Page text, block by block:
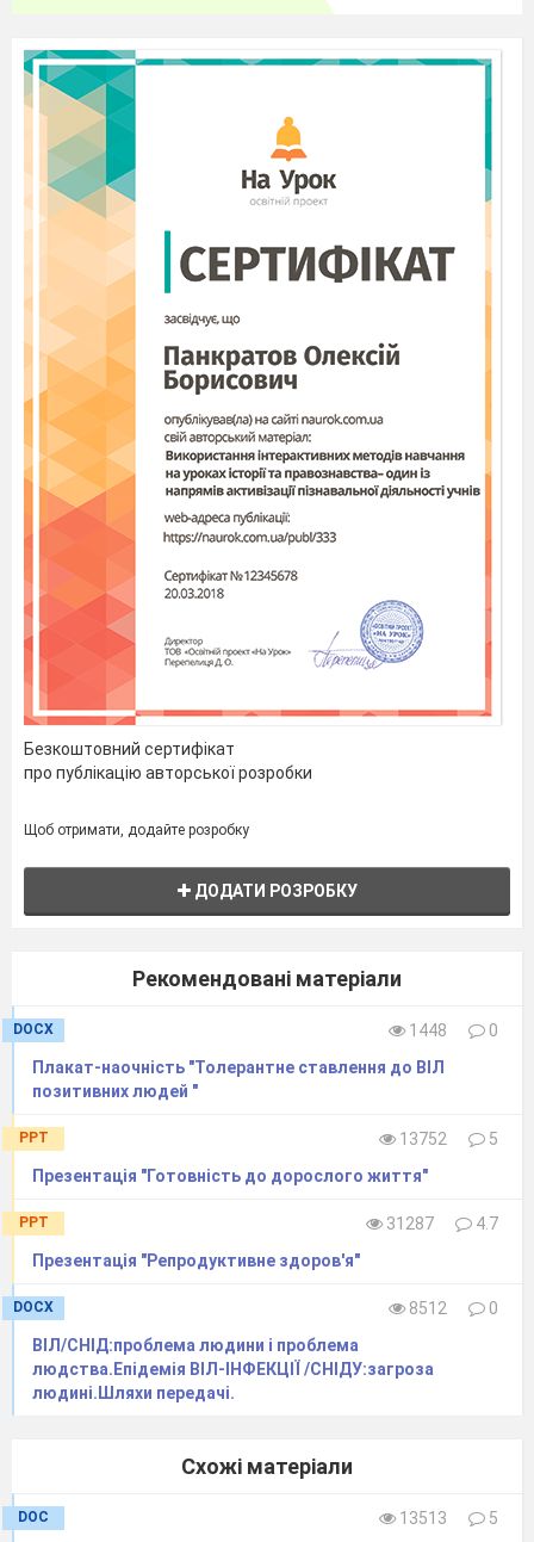
Безкоштовний сертифікат
про публікацію авторської розробки
Щоб отримати, додайте розробку
ДОДАТИ РОЗРОБКУ
Рекомендовані матеріали
DOCX 1448
0
​Плакат-наочність "Толерантне ставлення до ВІЛ
позитивних людей "
PPT 13752
5
Презентація "Готовність до дорослого життя"
PPT 31287
4.7
Презентація "Репродуктивне здоров'я"
DOCX 8512
0
ВІЛ/СНІД:проблема людини і проблема
людства.Епідемія ВІЛ-ІНФЕКЦІЇ /СНІДУ:загроза
людині.Шляхи передачі.
Схожі матеріали
DOC 13513
5